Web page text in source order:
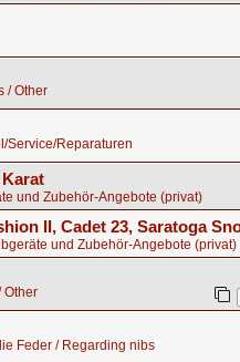
/ Other
Service/Reparaturen
Karat
und Zubehör-Angebote (privat)
II, Cadet 23, Saratoga
und Zubehör-Angebote (privat)
Other
Feder / Regarding nibs